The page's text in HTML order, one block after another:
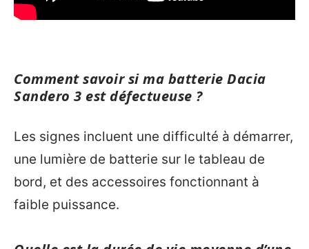
Comment savoir si ma batterie Dacia
Sandero 3 est défectueuse ?
Les signes incluent une difficulté à démarrer,
une lumière de batterie sur le tableau de
bord, et des accessoires fonctionnant à
faible puissance.